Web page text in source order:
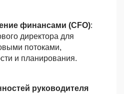
финансами (CFO):
директора для
потоками,
и планирования.
руководителя